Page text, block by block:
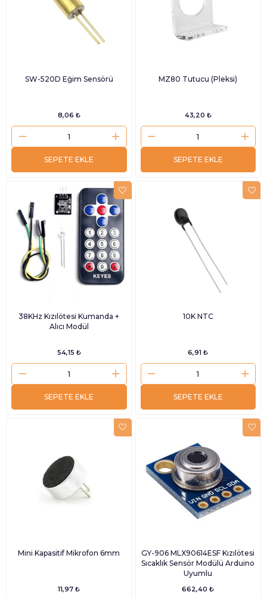
SW-520D Eğim Sensörü
8,06 ₺
SEPETE EKLE
MZ80 Tutucu (Pleksi)
43,20 ₺
SEPETE EKLE
38KHz Kızılötesi Kumanda +
Alıcı Modül
54,15 ₺
SEPETE EKLE
10K NTC
6,91 ₺
SEPETE EKLE
Mini Kapasitif Mikrofon 6mm
11,97 ₺
GY-906 MLX90614ESF Kızılötesi
Sıcaklık Sensör Modülü Arduino
Uyumlu
662,40 ₺